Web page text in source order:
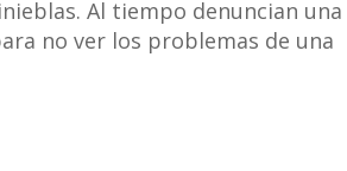
Al tiempo denuncian una
no ver los problemas de una